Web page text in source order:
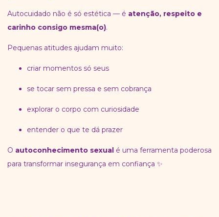
Autocuidado não é só estética — é atenção, respeito e
carinho consigo mesma(o).
Pequenas atitudes ajudam muito:
criar momentos só seus
se tocar sem pressa e sem cobrança
explorar o corpo com curiosidade
entender o que te dá prazer
O autoconhecimento sexual é uma ferramenta poderosa
para transformar insegurança em confiança ✨